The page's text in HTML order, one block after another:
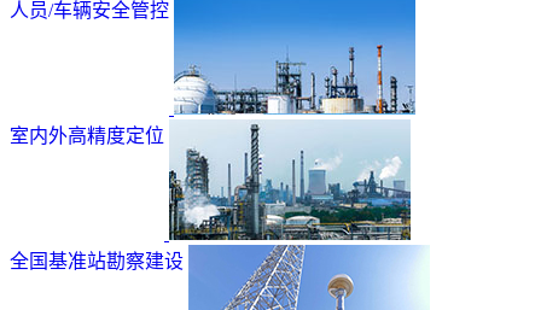
人员/车辆安全管控
室内外高精度定位
全国基准站勘察建设